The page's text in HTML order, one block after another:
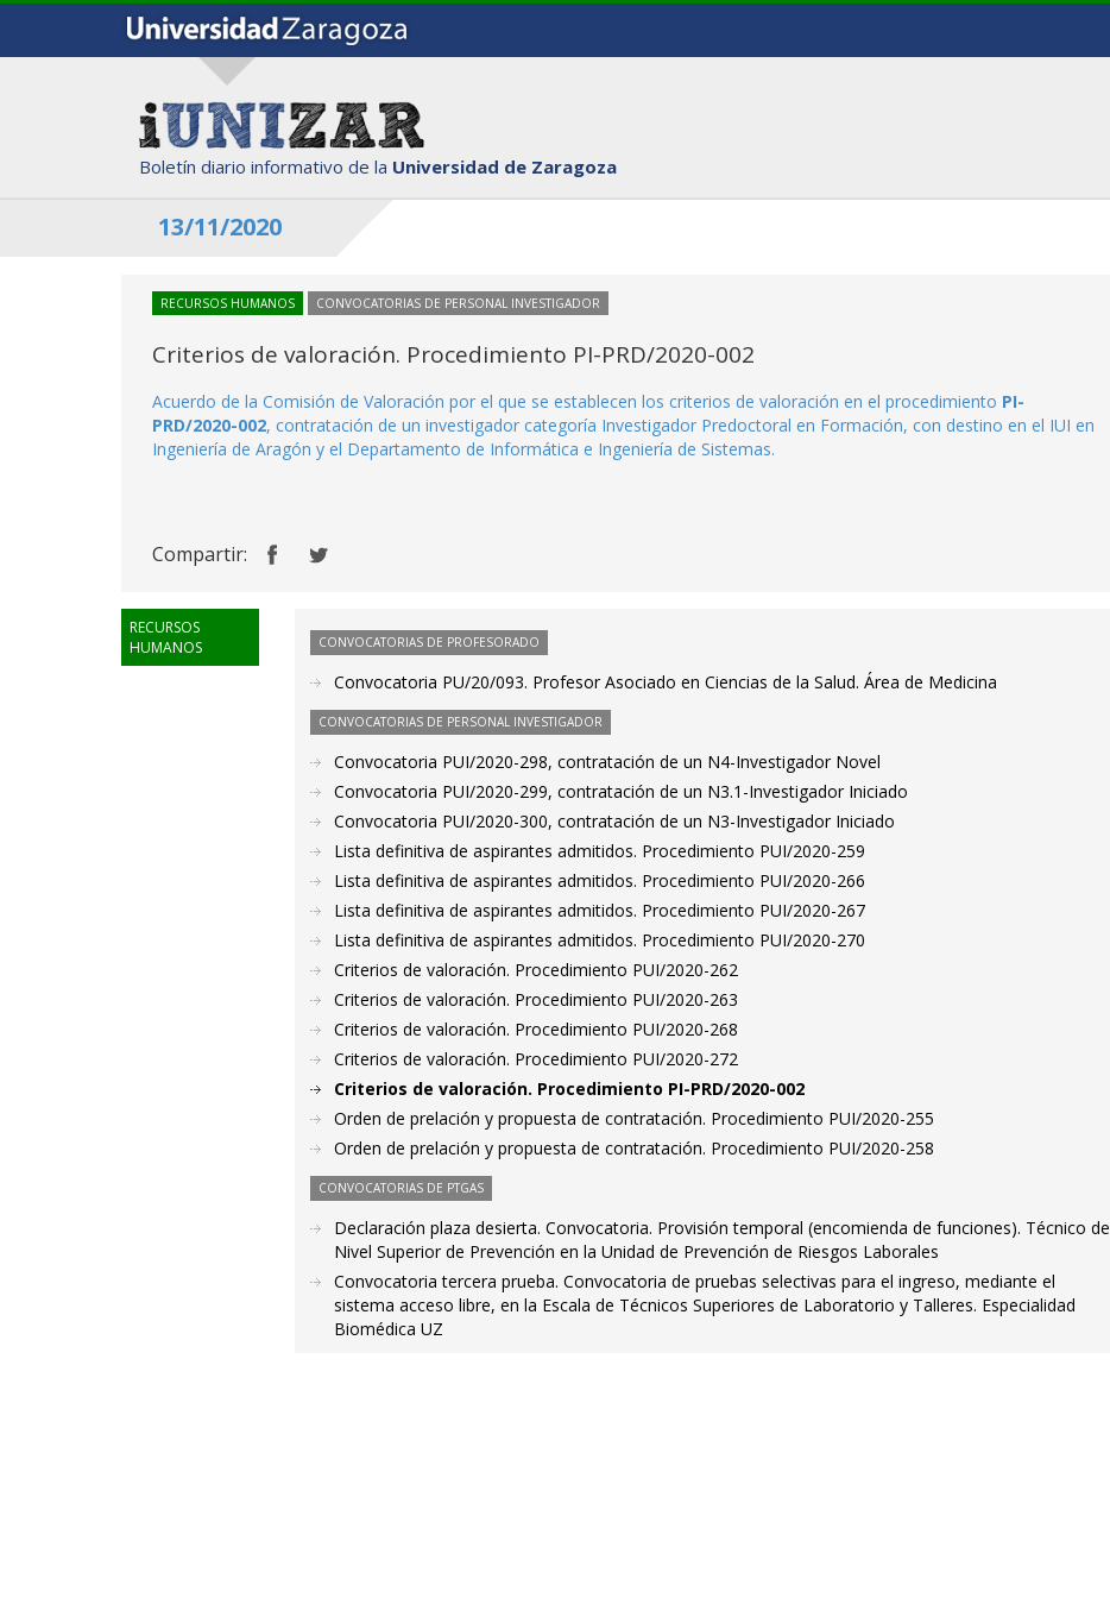
Boletín diario informativo de la Universidad de Zaragoza
13/11/2020
RECURSOS HUMANOS CONVOCATORIAS DE PERSONAL INVESTIGADOR
Criterios de valoración. Procedimiento PI-PRD/2020-002
Acuerdo de la Comisión de Valoración por el que se establecen los criterios de valoración en el procedimiento PI-
PRD/2020-002, contratación de un investigador categoría Investigador Predoctoral en Formación, con destino en el IUI en
Ingeniería de Aragón y el Departamento de Informática e Ingeniería de Sistemas.
Compartir:
RECURSOS
HUMANOS
CONVOCATORIAS DE PROFESORADO
Convocatoria PU/20/093. Profesor Asociado en Ciencias de la Salud. Área de Medicina
CONVOCATORIAS DE PERSONAL INVESTIGADOR
Convocatoria PUI/2020-298, contratación de un N4-Investigador Novel
Convocatoria PUI/2020-299, contratación de un N3.1-Investigador Iniciado
Convocatoria PUI/2020-300, contratación de un N3-Investigador Iniciado
Lista definitiva de aspirantes admitidos. Procedimiento PUI/2020-259
Lista definitiva de aspirantes admitidos. Procedimiento PUI/2020-266
Lista definitiva de aspirantes admitidos. Procedimiento PUI/2020-267
Lista definitiva de aspirantes admitidos. Procedimiento PUI/2020-270
Criterios de valoración. Procedimiento PUI/2020-262
Criterios de valoración. Procedimiento PUI/2020-263
Criterios de valoración. Procedimiento PUI/2020-268
Criterios de valoración. Procedimiento PUI/2020-272
Criterios de valoración. Procedimiento PI-PRD/2020-002
Orden de prelación y propuesta de contratación. Procedimiento PUI/2020-255
Orden de prelación y propuesta de contratación. Procedimiento PUI/2020-258
CONVOCATORIAS DE PTGAS
Declaración plaza desierta. Convocatoria. Provisión temporal (encomienda de funciones). Técnico de
Nivel Superior de Prevención en la Unidad de Prevención de Riesgos Laborales
Convocatoria tercera prueba. Convocatoria de pruebas selectivas para el ingreso, mediante el
sistema acceso libre, en la Escala de Técnicos Superiores de Laboratorio y Talleres. Especialidad
Biomédica UZ